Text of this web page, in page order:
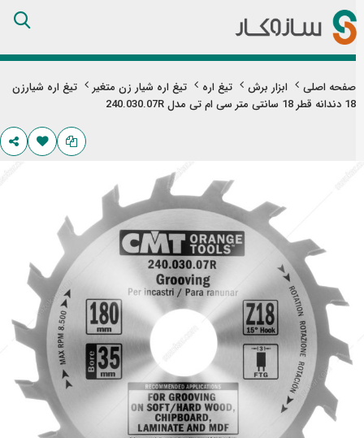
Skip
to
Content
صفحه اصلی ابزار برش تیغ اره تیغ اره شیار زن متغیر
تیغ اره شیارزن
18 دندانه قطر 18 سانتی‌ متر سی ام تی مدل 240.030.07R